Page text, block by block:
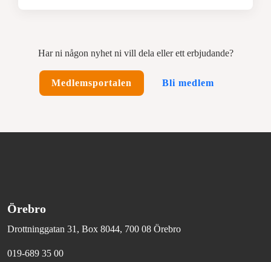
Har ni någon nyhet ni vill dela eller ett erbjudande?
Medlemsportalen Bli medlem
Örebro
Drottninggatan 31, Box 8044, 700 08 Örebro
019-689 35 00